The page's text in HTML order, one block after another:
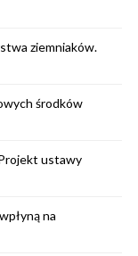
ziemniaków.
środków
ustawy
na